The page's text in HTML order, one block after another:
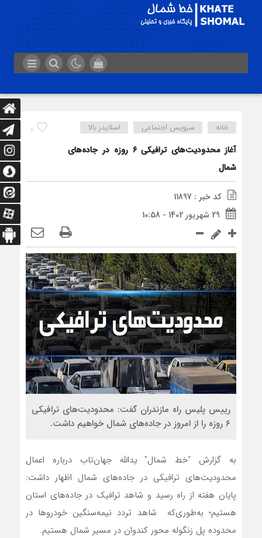
6 خانه سرویس اجتماعی اسلایدر بالا
آغاز محدودیت‌های ترافیکی ۶ روزه در جاده‌های
شمال
کد خبر : 11897
29 شهریور 1402 - 10:58
رییس پلیس راه مازندران گفت: محدودیت‌های ترافیکی
۶ روزه را از امروز در جاده‌های شمال خواهیم داشت.
به گزارش “خط شمال” یدالله جهان‌تاب درباره اعمال
محدودیت‌های ترافیکی در جاده‌های شمال اظهار داشت:
پایان هفته از راه رسید و شاهد ترافیک در جاده‌های استان
هستیم؛ به‌طوری‌که شاهد تردد نیمه‌سنگین خودروها در
محدوده پل زنگوله محور کندوان در مسیر شمال هستیم.